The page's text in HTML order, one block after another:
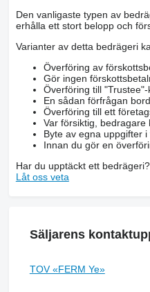
Den vanligaste typen av
erhålla ett stort belopp och
Varianter av detta bedrägeri
Överföring av
Gör ingen
Överföring till
En sådan förfrågan
Överföring till ett
Var försiktig,
Byte av egna uppgifter
Innan du gör en
Har du upptäckt ett bedrägeri?
Låt oss veta
Säljarens
TOV «FERM Ye»